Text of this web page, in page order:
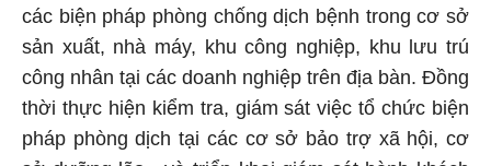
các biện pháp phòng chống dịch bệnh trong cơ sở
sản xuất, nhà máy, khu công nghiệp, khu lưu trú
công nhân tại các doanh nghiệp trên địa bàn. Đồng
thời thực hiện kiểm tra, giám sát việc tổ chức biện
pháp phòng dịch tại các cơ sở bảo trợ xã hội, cơ